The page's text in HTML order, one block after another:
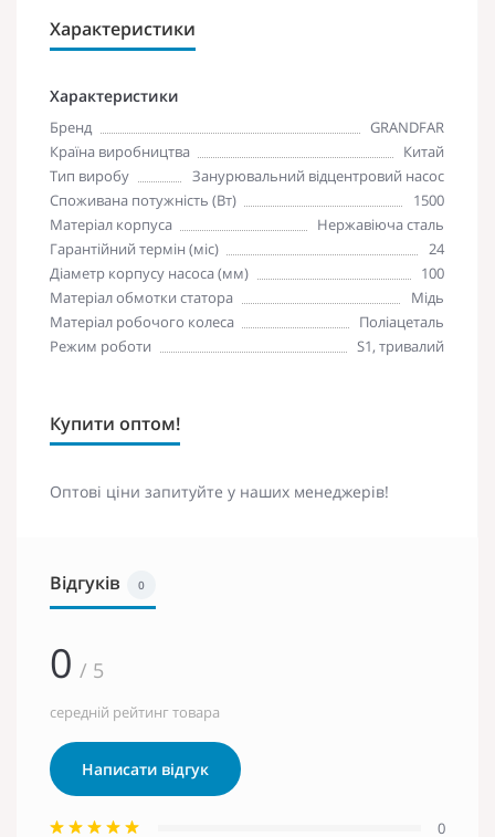
Характеристики
Характеристики
Бренд
GRANDFAR
Країна виробництва
Китай
Тип виробу
Занурювальний відцентровий насос
Споживана потужність (Вт)
1500
Матеріал корпуса
Нержавіюча сталь
Гарантійний термін (міс)
24
Діаметр корпусу насоса (мм)
100
Матеріал обмотки статора
Мідь
Матеріал робочого колеса
Поліацеталь
Режим роботи
S1, тривалий
Купити оптом!
Оптові ціни запитуйте у наших менеджерів!
Відгуків 0
0 / 5
середній рейтинг товара
Написати відгук
0